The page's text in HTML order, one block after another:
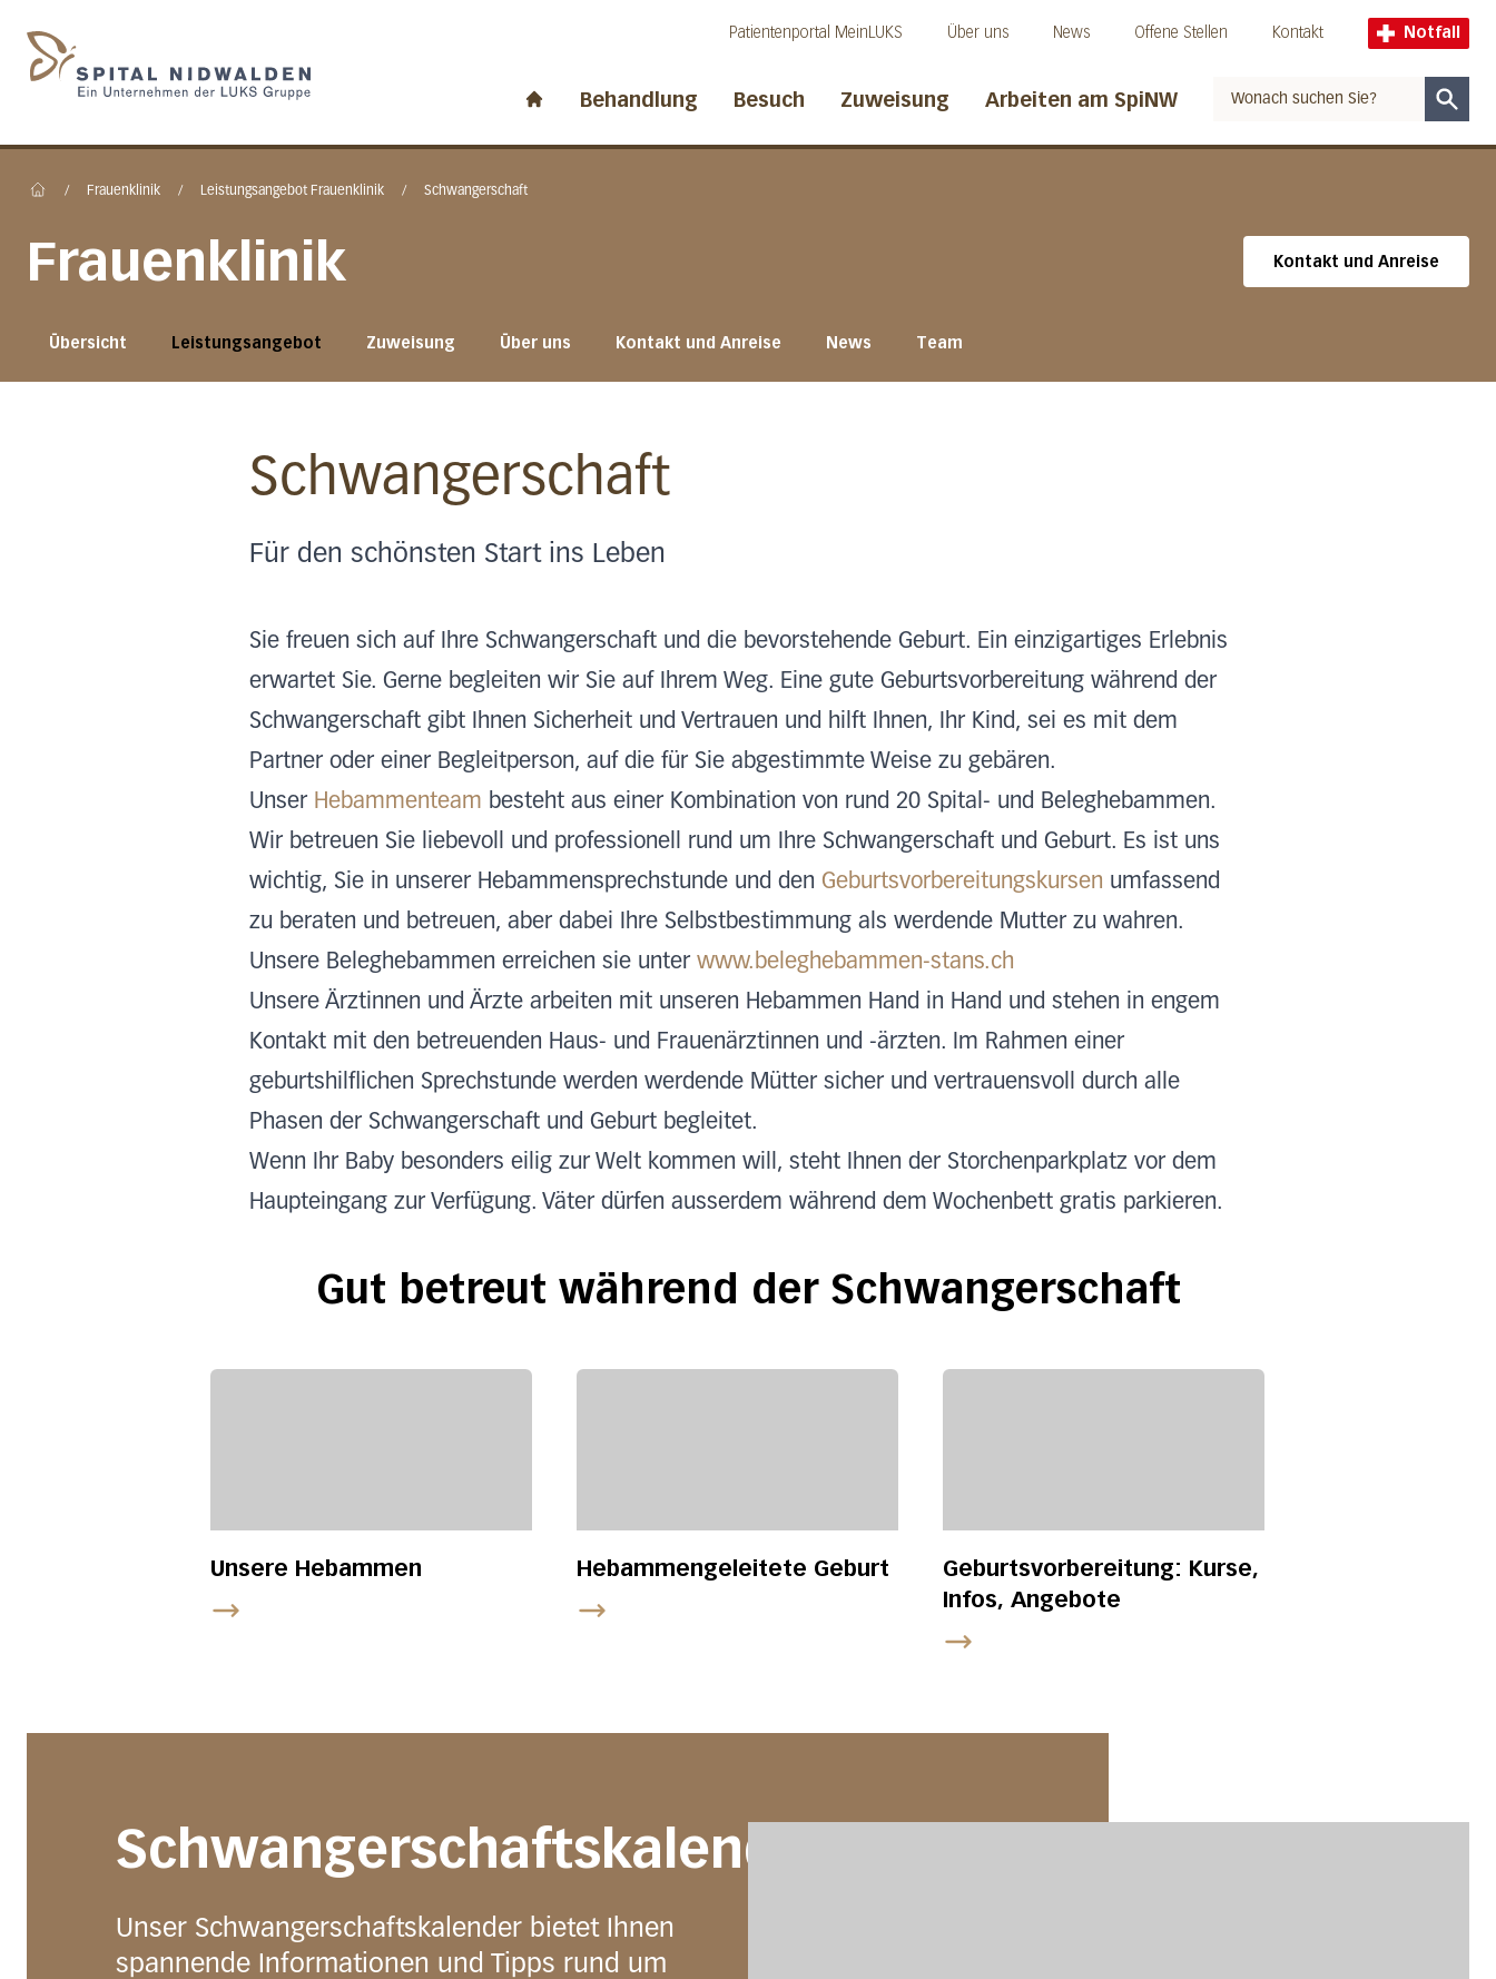
Patientenportal MeinLUKS Über uns News Offene Stellen Kontakt Notfall
Behandlung Besuch Zuweisung Arbeiten am SpiNW
/ Frauenklinik / Leistungsangebot Frauenklinik / Schwangerschaft
Frauenklinik Kontakt und Anreise
Übersicht Leistungsangebot Zuweisung Über uns Kontakt und Anreise News Team
Schwangerschaft
Für den schönsten Start ins Leben
Sie freuen sich auf Ihre Schwangerschaft und die bevorstehende Geburt. Ein einzigartiges Erlebnis
erwartet Sie. Gerne begleiten wir Sie auf Ihrem Weg. Eine gute Geburtsvorbereitung während der
Schwangerschaft gibt Ihnen Sicherheit und Vertrauen und hilft Ihnen, Ihr Kind, sei es mit dem
Partner oder einer Begleitperson, auf die für Sie abgestimmte Weise zu gebären.
Unser Hebammenteam besteht aus einer Kombination von rund 20 Spital- und Beleghebammen.
Wir betreuen Sie liebevoll und professionell rund um Ihre Schwangerschaft und Geburt. Es ist uns
wichtig, Sie in unserer Hebammensprechstunde und den Geburtsvorbereitungskursen umfassend
zu beraten und betreuen, aber dabei Ihre Selbstbestimmung als werdende Mutter zu wahren.
Unsere Beleghebammen erreichen sie unter www.beleghebammen-stans.ch
Unsere Ärztinnen und Ärzte arbeiten mit unseren Hebammen Hand in Hand und stehen in engem
Kontakt mit den betreuenden Haus- und Frauenärztinnen und -ärzten. Im Rahmen einer
geburtshilflichen Sprechstunde werden werdende Mütter sicher und vertrauensvoll durch alle
Phasen der Schwangerschaft und Geburt begleitet.
Wenn Ihr Baby besonders eilig zur Welt kommen will, steht Ihnen der Storchenparkplatz vor dem
Haupteingang zur Verfügung. Väter dürfen ausserdem während dem Wochenbett gratis parkieren.
Gut betreut während der Schwangerschaft
Unsere Hebammen Hebammengeleitete Geburt
Geburtsvorbereitung: Kurse,
Infos, Angebote
Schwangerschaftskalender
Unser Schwangerschaftskalender bietet Ihnen
spannende Informationen und Tipps rund um